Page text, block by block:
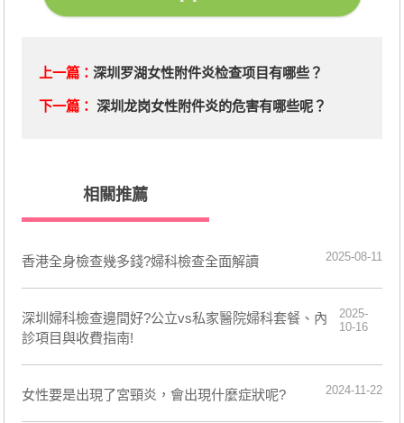
上一篇： 深圳罗湖女性附件炎检查项目有哪些？
下一篇： 深圳龙岗女性附件炎的危害有哪些呢？
相關推薦
香港全身檢查幾多錢?婦科檢查全面解讀 2025-08-11
深圳婦科檢查邊間好?公立vs私家醫院婦科套餐、內
診項目與收費指南!
2025-
10-16
女性要是出現了宮頸炎，會出現什麼症狀呢? 2024-11-22